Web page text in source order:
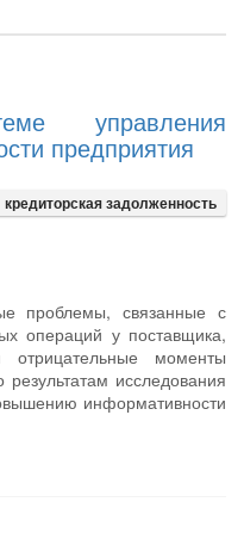
управления
предприятия
кредиторская задолженность
проблемы, связанные с
операций у поставщика,
отрицательные моменты
исследования
информативности